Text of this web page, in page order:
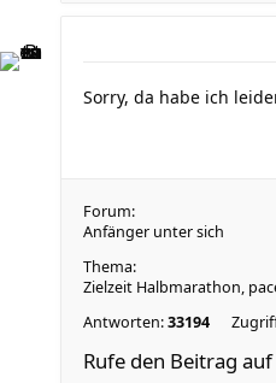
Sorry, da habe ich
Forum:
Anfänger unter sich
Thema:
Zielzeit Halbmarathon,
Antworten:33194
Rufe den Beitrag auf